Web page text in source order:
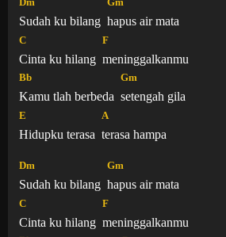
Dm
Sudah ku bilang
Gm
hapus air mata
C
Cinta ku hilang
F
meninggalkanmu
Bb
Kamu tlah berbeda
Gm
setengah gila
E
Hidupku terasa
A
terasa hampa
Dm
Sudah ku bilang
Gm
hapus air mata
C
Cinta ku hilang
F
meninggalkanmu